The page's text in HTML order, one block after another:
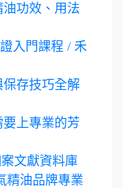
功效、用法
入門課程 / 禾
存技巧全解
上專業的芳
文獻資料庫
精油品牌專業